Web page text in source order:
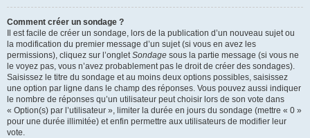
Comment créer un sondage ?
Il est facile de créer un sondage, lors de la publication d’un nouveau sujet ou
la modification du premier message d’un sujet (si vous en avez les
permissions), cliquez sur l’ongletSondage sous la partie message (si vous ne
le voyez pas, vous n’avez probablement pas le droit de créer des sondages).
Saisissez le titre du sondage et au moins deux options possibles, saisissez
une option par ligne dans le champ des réponses. Vous pouvez aussi indiquer
le nombre de réponses qu’un utilisateur peut choisir lors de son vote dans
« Option(s) par l’utilisateur », limiter la durée en jours du sondage (mettre « 0 »
pour une durée illimitée) et enfin permettre aux utilisateurs de modifier leur
vote.